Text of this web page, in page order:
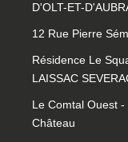
D'OLT-ET-
12 Rue Pierre
Résidence Le
LAISSAC
Le Comtal Ouest
Château